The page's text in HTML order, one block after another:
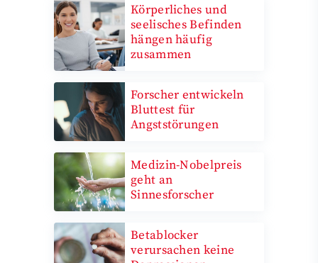
Körperliches und
seelisches Befinden
hängen häufig
zusammen
Forscher entwickeln
Bluttest für
Angststörungen
Medizin-Nobelpreis
geht an
Sinnesforscher
Betablocker
verursachen keine